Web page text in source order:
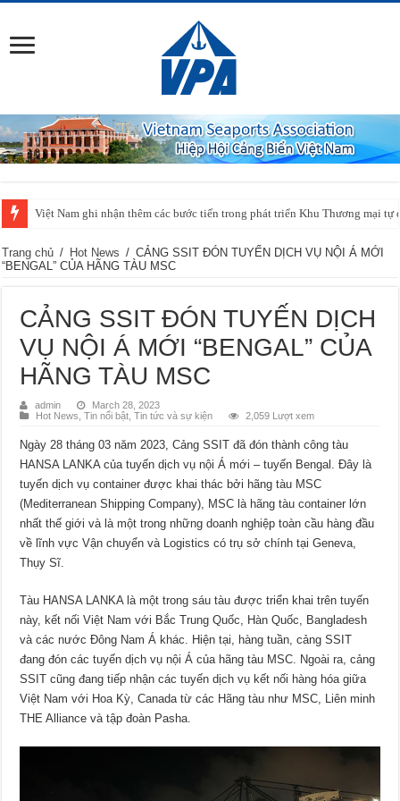
Việt Nam ghi nhận thêm các bước tiến trong phát triển Khu Thương mại tự
Trang chủ / Hot News / CẢNG SSIT ĐÓN TUYẾN DỊCH VỤ NỘI Á MỚI
“BENGAL” CỦA HÃNG TÀU MSC
CẢNG SSIT ĐÓN TUYẾN DỊCH
VỤ NỘI Á MỚI “BENGAL” CỦA
HÃNG TÀU MSC
admin
March 28, 2023
Hot News ,Tin nổi bật ,Tin tức và sự kiện 2,059 Lượt xem
Ngày 28 tháng 03 năm 2023, Cảng SSIT đã đón thành công tàu
HANSA LANKA của tuyến dịch vụ nội Á mới – tuyến Bengal. Đây là
tuyến dịch vụ container được khai thác bởi hãng tàu MSC
(Mediterranean Shipping Company), MSC là hãng tàu container lớn
nhất thế giới và là một trong những doanh nghiệp toàn cầu hàng đầu
về lĩnh vực Vận chuyển và Logistics có trụ sở chính tại Geneva,
Thụy Sĩ.
Tàu HANSA LANKA là một trong sáu tàu được triển khai trên tuyến
này, kết nối Việt Nam với Bắc Trung Quốc, Hàn Quốc, Bangladesh
và các nước Đông Nam Á khác. Hiện tại, hàng tuần, cảng SSIT
đang đón các tuyến dịch vụ nội Á của hãng tàu MSC. Ngoài ra, cảng
SSIT cũng đang tiếp nhận các tuyến dịch vụ kết nối hàng hóa giữa
Việt Nam với Hoa Kỳ, Canada từ các Hãng tàu như MSC, Liên minh
THE Alliance và tập đoàn Pasha.